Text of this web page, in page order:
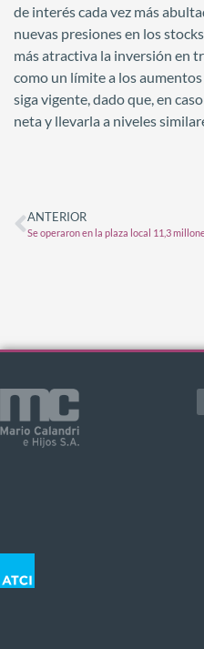
de interés cada vez más
nuevas presiones en los
más atractiva la inversión en
como un límite a los
siga vigente, dado que, en
neta y llevarla a niveles
ANTERIOR
Se operaron en la plaza local 11,3